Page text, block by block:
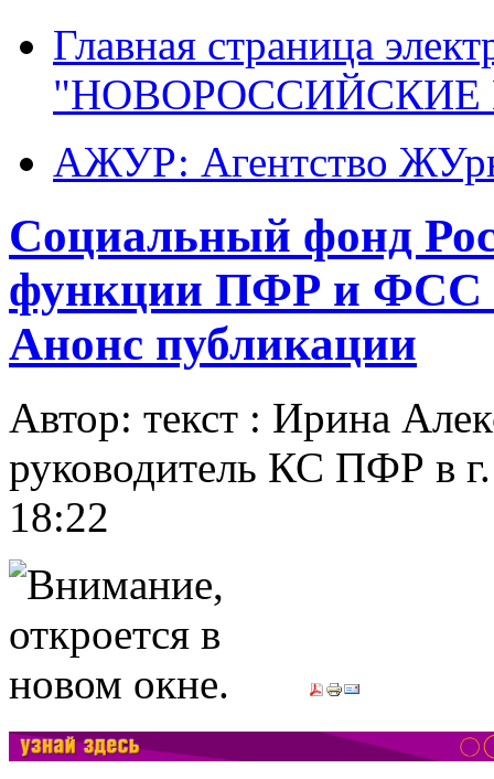
Главная страница
"НОВОРОССИЙСКИЕ
АЖУР: Агентство
Социальный фонд
функции ПФР и ФСС
Анонс публикации
Автор: текст : Ирина
руководитель КС ПФР в
18:22